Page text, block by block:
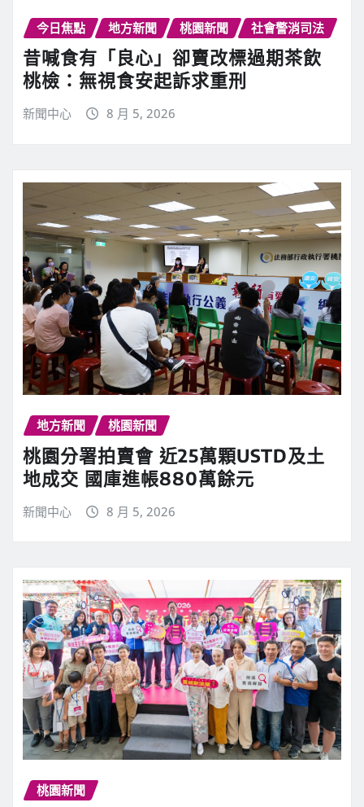
今日焦點 地方新聞 桃園新聞 社會警消司法
昔喊食有「良心」卻賣改標過期茶飲
桃檢：無視食安起訴求重刑
新聞中心 8 月 5, 2026
地方新聞 桃園新聞
桃園分署拍賣會 近25萬顆USTD及土
地成交 國庫進帳880萬餘元
新聞中心 8 月 5, 2026
桃園新聞